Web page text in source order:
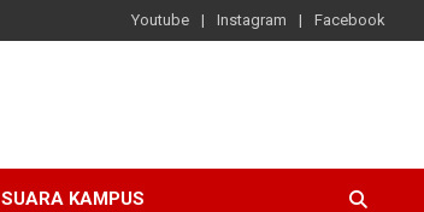
Youtube Instagram Facebook
SUARA KAMPUS